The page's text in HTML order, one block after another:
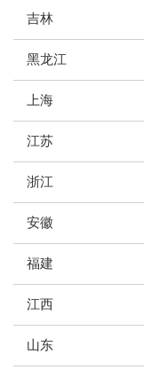
吉林
黑龙江
上海
江苏
浙江
安徽
福建
江西
山东